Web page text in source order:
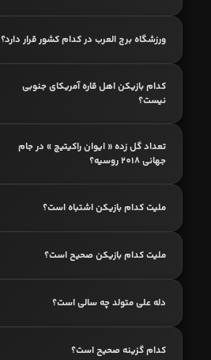
ورزشگاه برج العرب در کدام کشور قرار دارد؟
کدام بازیکن اهل قاره آمریکای جنوبی
نیست؟
تعداد گل زده « ایوان راکیتیچ » در جام
جهانی 2018 روسیه؟
ملیت کدام بازیکن اشتباه است؟
ملیت کدام بازیکن صحیح است؟
دله علی متولد چه سالی است؟
کدام گزینه صحیح است؟